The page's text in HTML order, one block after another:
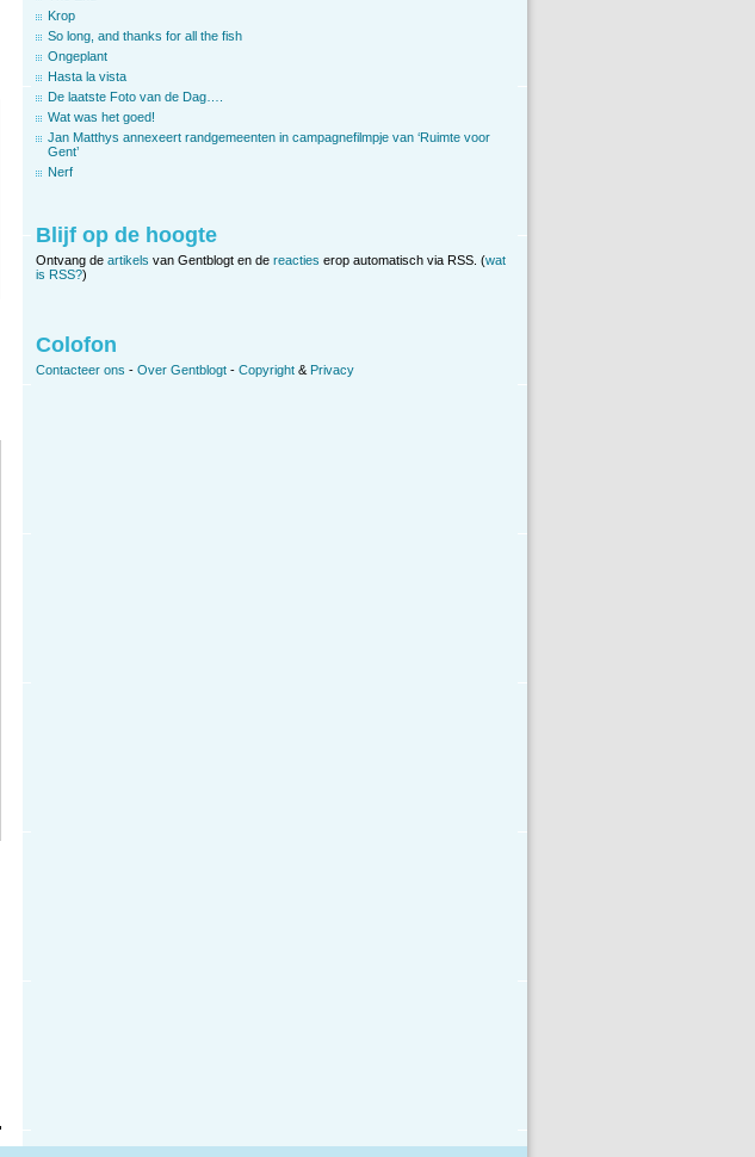
Krop
So long, and thanks for all the fish
Ongeplant
Hasta la vista
De laatste Foto van de Dag….
Wat was het goed!
Jan Matthys annexeert randgemeenten in campagnefilmpje van ‘Ruimte voor
Gent’
Nerf
Blijf op de hoogte
Ontvang de artikels van Gentblogt en de reacties erop automatisch via RSS. (wat
is RSS?)
Colofon
Contacteer ons - Over Gentblogt - Copyright & Privacy